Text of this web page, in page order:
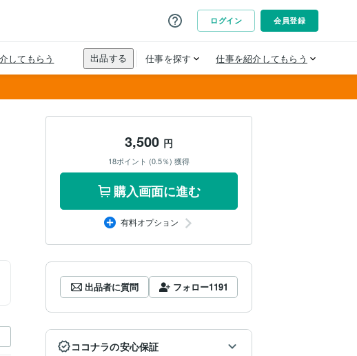
3,500 円
18ポイント (0.5％) 獲得
購入画面に進む
有料オプション
出品者に質問 フォロー1191
ココナラの安心保証